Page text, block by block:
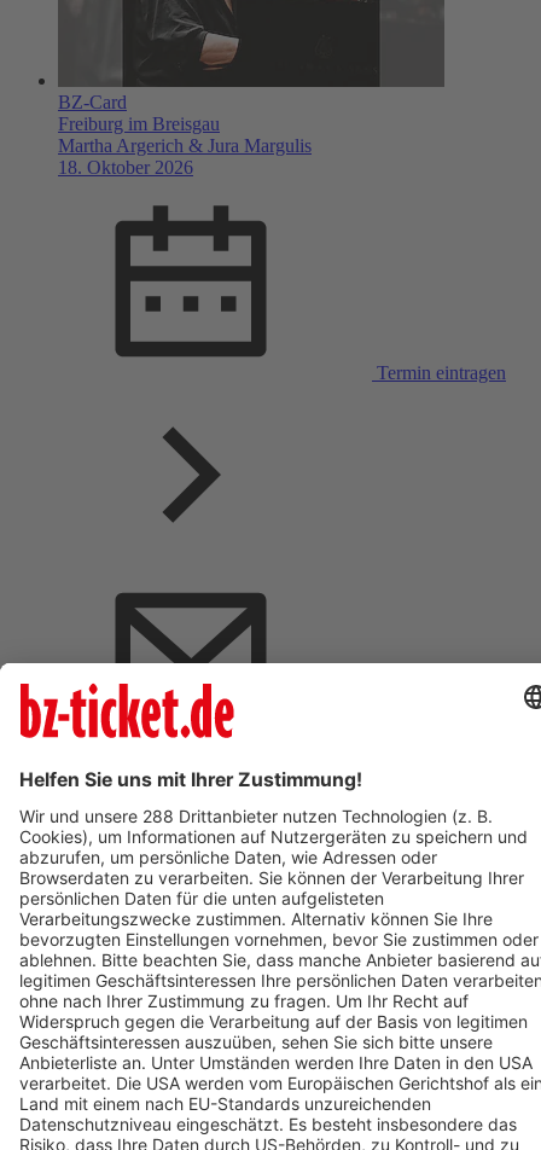
BZ-Card
Freiburg im Breisgau
Martha Argerich & Jura Margulis
18. Oktober 2026
Termin eintragen
Verkaufsstellen vor